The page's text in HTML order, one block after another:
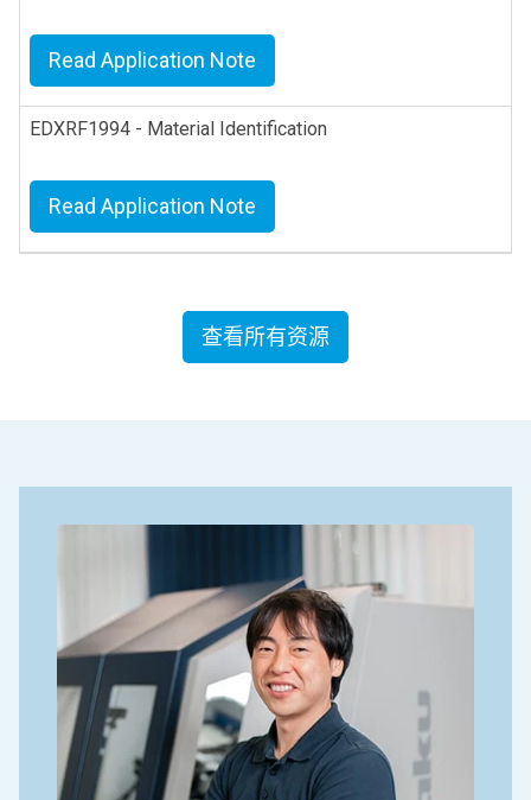
Read Application Note
EDXRF1994 - Material Identification
Read Application Note
查看所有资源